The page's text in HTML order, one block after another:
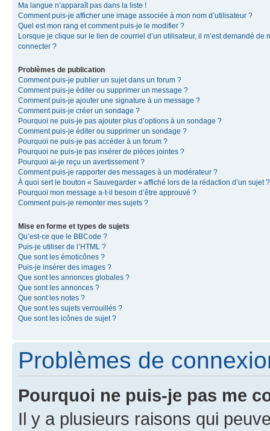
Ma langue n’apparaît pas dans la liste !
Comment puis-je afficher une image associée à mon nom d’utilisateur ?
Quel est mon rang et comment puis-je le modifier ?
Lorsque je clique sur le lien de courriel d’un utilisateur, il m’est demandé de
connecter ?
Problèmes de publication
Comment puis-je publier un sujet dans un forum ?
Comment puis-je éditer ou supprimer un message ?
Comment puis-je ajouter une signature à un message ?
Comment puis-je créer un sondage ?
Pourquoi ne puis-je pas ajouter plus d’options à un sondage ?
Comment puis-je éditer ou supprimer un sondage ?
Pourquoi ne puis-je pas accéder à un forum ?
Pourquoi ne puis-je pas insérer de pièces jointes ?
Pourquoi ai-je reçu un avertissement ?
Comment puis-je rapporter des messages à un modérateur ?
À quoi sert le bouton « Sauvegarder » affiché lors de la rédaction d’un sujet ?
Pourquoi mon message a-t-il besoin d’être approuvé ?
Comment puis-je remonter mes sujets ?
Mise en forme et types de sujets
Qu’est-ce que le BBCode ?
Puis-je utiliser de l’HTML ?
Que sont les émoticônes ?
Puis-je insérer des images ?
Que sont les annonces globales ?
Que sont les annonces ?
Que sont les notes ?
Que sont les sujets verrouillés ?
Que sont les icônes de sujet ?
Problèmes de
Pourquoi ne puis-je pas me
Il y a plusieurs raisons qui